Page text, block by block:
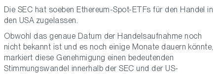
Die SEC hat soeben Ethereum-Spot-ETFs für den Handel in
den USA zugelassen.
Obwohl das genaue Datum der Handelsaufnahme noch
nicht bekannt ist und es noch einige Monate dauern könnte,
markiert diese Genehmigung einen bedeutenden
Stimmungswandel innerhalb der SEC und der US-